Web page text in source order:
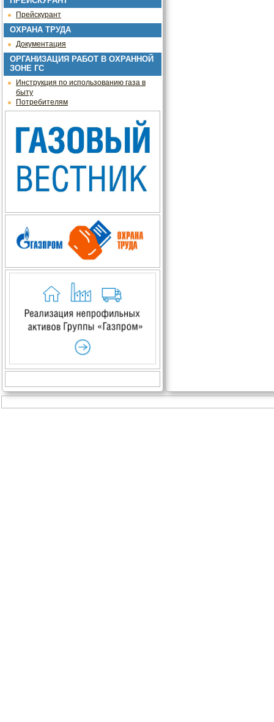
Прейскурант
ОХРАНА ТРУДА
Документация
ОРГАНИЗАЦИЯ РАБОТ В ОХРАННОЙ
ЗОНЕ ГС
Инструкция по использованию газа в
быту
Потребителям